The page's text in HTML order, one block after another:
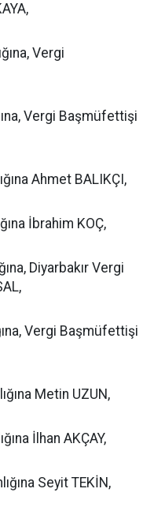
Vergi
Vergi Başmüfettişi
Ahmet BALIKÇI,
İbrahim KOÇ,
Diyarbakır Vergi
Vergi Başmüfettişi
Metin UZUN,
İlhan AKÇAY,
Seyit TEKİN,